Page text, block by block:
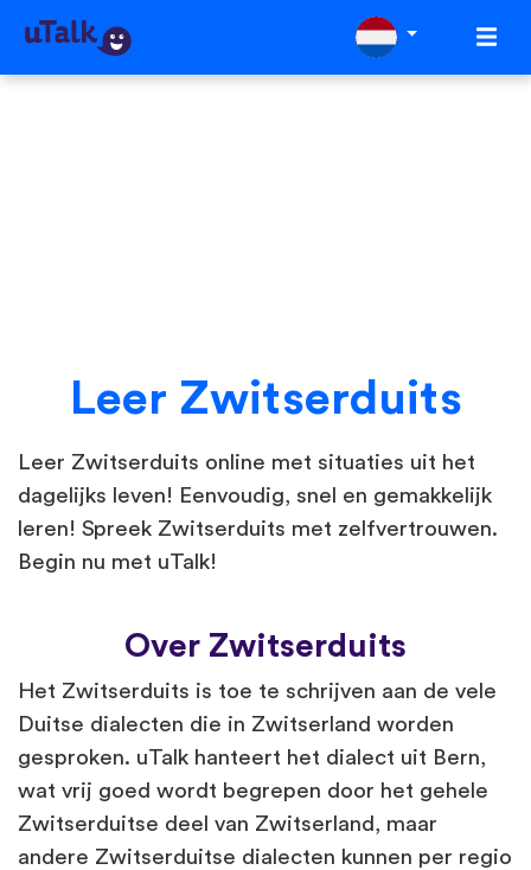
Leer Zwitserduits
Leer Zwitserduits online met situaties uit het
dagelijks leven! Eenvoudig, snel en gemakkelijk
leren! Spreek Zwitserduits met zelfvertrouwen.
Begin nu met uTalk!
Over Zwitserduits
Het Zwitserduits is toe te schrijven aan de vele
Duitse dialecten die in Zwitserland worden
gesproken. uTalk hanteert het dialect uit Bern,
wat vrij goed wordt begrepen door het gehele
Zwitserduitse deel van Zwitserland, maar
andere Zwitserduitse dialecten kunnen per regio